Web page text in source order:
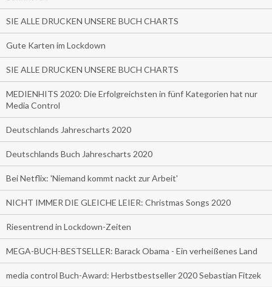
SIE ALLE DRUCKEN UNSERE BUCH CHARTS
Gute Karten im Lockdown
SIE ALLE DRUCKEN UNSERE BUCH CHARTS
MEDIENHITS 2020: Die Erfolgreichsten in fünf Kategorien hat nur
Media Control
Deutschlands Jahrescharts 2020
Deutschlands Buch Jahrescharts 2020
Bei Netflix: 'Niemand kommt nackt zur Arbeit'
NICHT IMMER DIE GLEICHE LEIER: Christmas Songs 2020
Riesentrend in Lockdown-Zeiten
MEGA-BUCH-BESTSELLER: Barack Obama - Ein verheißenes Land
media control Buch-Award: Herbstbestseller 2020 Sebastian Fitzek